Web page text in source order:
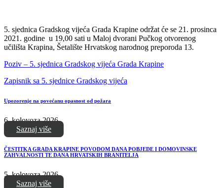
5. sjednica Gradskog vijeća Grada Krapine održat će se 21. prosinca
2021. godine u 19,00 sati u Maloj dvorani Pučkog otvorenog
učilišta Krapina, Šetalište Hrvatskog narodnog preporoda 13.
Poziv – 5. sjednica Gradskog vijeća Grada Krapine
Zapisnik sa 5. sjednice Gradskog vijeća
Upozorenje na povećanu opasnost od požara
6. kolovoza 2026.
Saznaj više
ČESTITKA GRADA KRAPINE POVODOM DANA POBJEDE I DOMOVINSKE
ZAHVALNOSTI TE DANA HRVATSKIH BRANITELJA
5. kolovoza 2026.
Saznaj više